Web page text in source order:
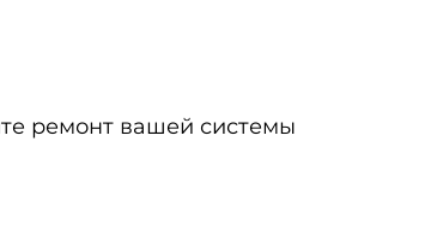
ремонт вашей системы